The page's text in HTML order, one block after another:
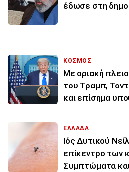
έδωσε στη
ΚΟΣΜΟΣ
Με οριακή
του Τραμπ,
και επίσημα
ΕΛΛΑΔΑ
Ιός Δυτικού
επίκεντρο των
Συμπτώματα